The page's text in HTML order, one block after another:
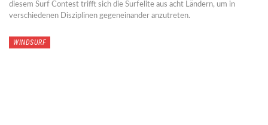
diesem Surf Contest trifft sich die Surfelite aus acht Ländern, um in
verschiedenen Disziplinen gegeneinander anzutreten.
WINDSURF